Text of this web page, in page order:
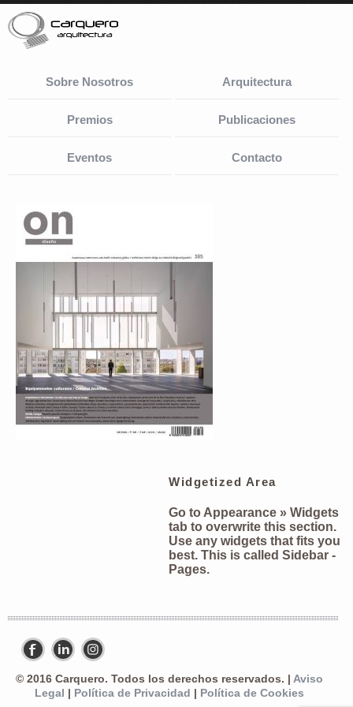
Sobre Nosotros Arquitectura
Premios Publicaciones
Eventos Contacto
Widgetized Area
Go to Appearance » Widgets
tab to overwrite this section.
Use any widgets that fits you
best. This is calledSidebar -
Pages.
© 2016 Carquero. Todos los derechos reservados. | Aviso
Legal | Política de Privacidad | Política de Cookies